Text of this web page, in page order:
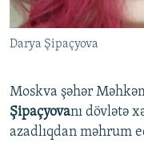
Darya Şipaçyova
Moskva şəhər
Şipaçyovanı dövlətə
azadlıqdan məhrum